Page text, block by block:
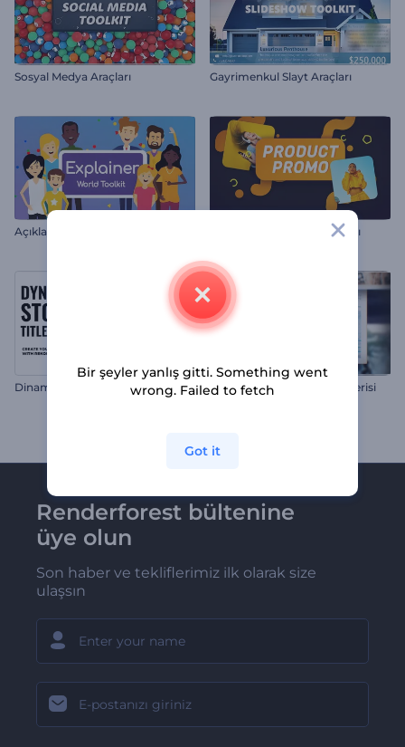
Sosyal Medya Araçları Gayrimenkul Slayt Araçları
Açıklayıcı Dünya Araçları Pazarlama ve Ürün Tanıtımı
Dinamik Stomp Yazılar Paketi Polaroid Kareler Slayt Gösterisi
Renderforest bültenine
üye olun
Son haber ve tekliflerimiz ilk olarak size
ulaşsın
Bir şeyler yanlış gitti. Something went
wrong. Failed to fetch
Got it